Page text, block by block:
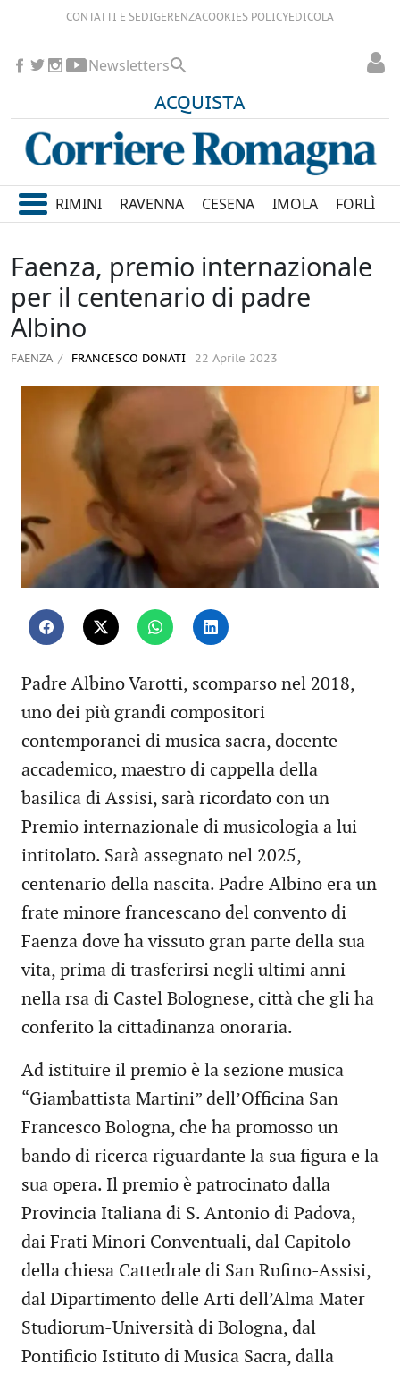
CONTATTI E SEDIGERENZACOOKIES POLICYEDICOLA
ACQUISTA
Newsletters
RIMINI RAVENNA CESENA IMOLA FORLÌ
Faenza, premio internazionale
per il centenario di padre
Albino
FAENZA FRANCESCO DONATI 22 Aprile 2023
Padre Albino Varotti, scomparso nel 2018,
uno dei più grandi compositori
contemporanei di musica sacra, docente
accademico, maestro di cappella della
basilica di Assisi, sarà ricordato con un
Premio internazionale di musicologia a lui
intitolato. Sarà assegnato nel 2025,
centenario della nascita. Padre Albino era un
frate minore francescano del convento di
Faenza dove ha vissuto gran parte della sua
vita, prima di trasferirsi negli ultimi anni
nella rsa di Castel Bolognese, città che gli ha
conferito la cittadinanza onoraria.
Ad istituire il premio è la sezione musica
“Giambattista Martini” dell’Officina San
Francesco Bologna, che ha promosso un
bando di ricerca riguardante la sua figura e la
sua opera. Il premio è patrocinato dalla
Provincia Italiana di S. Antonio di Padova,
dai Frati Minori Conventuali, dal Capitolo
della chiesa Cattedrale di San Rufino-Assisi,
dal Dipartimento delle Arti dell’Alma Mater
Studiorum-Università di Bologna, dal
Pontificio Istituto di Musica Sacra, dalla